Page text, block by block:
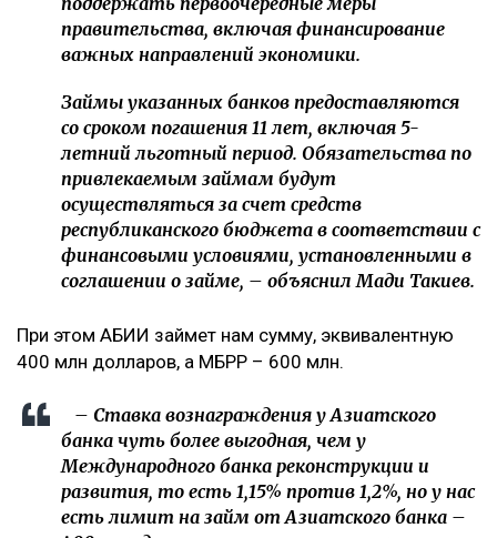
В целом, никаких инноваций не предвидится:
дефицит будут закрывать за счет кредита. Точнее,
нескольких.
В частности, 1 млрд долларов нам займут
Международный банк реконструкции и развития и
Азиатский банк инфраструктурных инвестиций.
Займы будут предоставлены в японских иенах.
– Выбор валюты обусловлен низкими
базовыми процентными ставками в Японии,
а также близкой корреляцией между тенге и
японской иеной. Данные средства позволят
поддержать первоочередные меры
правительства, включая финансирование
Займы указанных банков предоставляются
со сроком погашения 11 лет, включая 5-
летний льготный период. Обязательства по
привлекаемым займам будут